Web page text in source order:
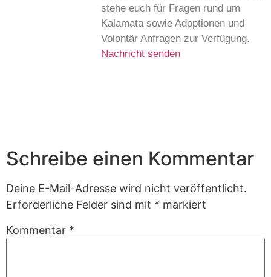
stehe euch für Fragen rund um
Kalamata sowie Adoptionen und
Volontär Anfragen zur Verfügung.
Nachricht senden
Schreibe einen Kommentar
Deine E-Mail-Adresse wird nicht veröffentlicht.
Erforderliche Felder sind mit * markiert
Kommentar *